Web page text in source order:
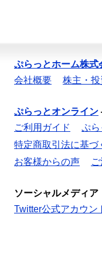
ぷらっとホーム株式
会社概要
株主・投
ぷらっとオンライン
ご利用ガイド
ぷら
特定商取引法に基づ
お客様からの声
ソーシャルメディア
Twitter公式アカウン